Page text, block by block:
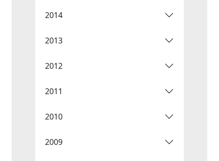
2014
2013
2012
2011
2010
2009